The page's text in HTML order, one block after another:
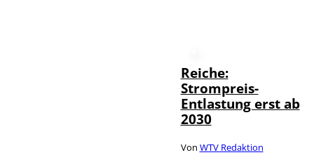
Reiche:
Strompreis-
Entlastung erst ab
2030
Von WTV Redaktion